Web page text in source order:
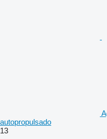
autopropulsado
13